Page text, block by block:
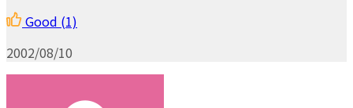
Good (1)
2002/08/10